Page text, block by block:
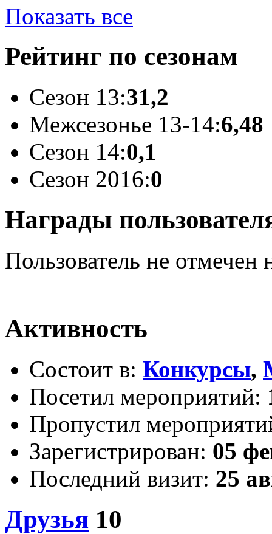
Показать все
Рейтинг по сезонам
Сезон 13:31,2
Межсезонье 13-14:6,48
Сезон 14:0,1
Сезон 2016:0
Награды
Пользователь не отмечен
Активность
Состоит в: Конкурсы,
Посетил мероприятий:
Пропустил
Зарегистрирован: 05
Последний визит: 25
Друзья 10